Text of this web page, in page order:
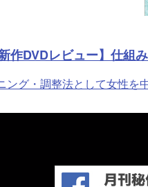
新作DVDレビュー】仕組
ング・調整法として女性を